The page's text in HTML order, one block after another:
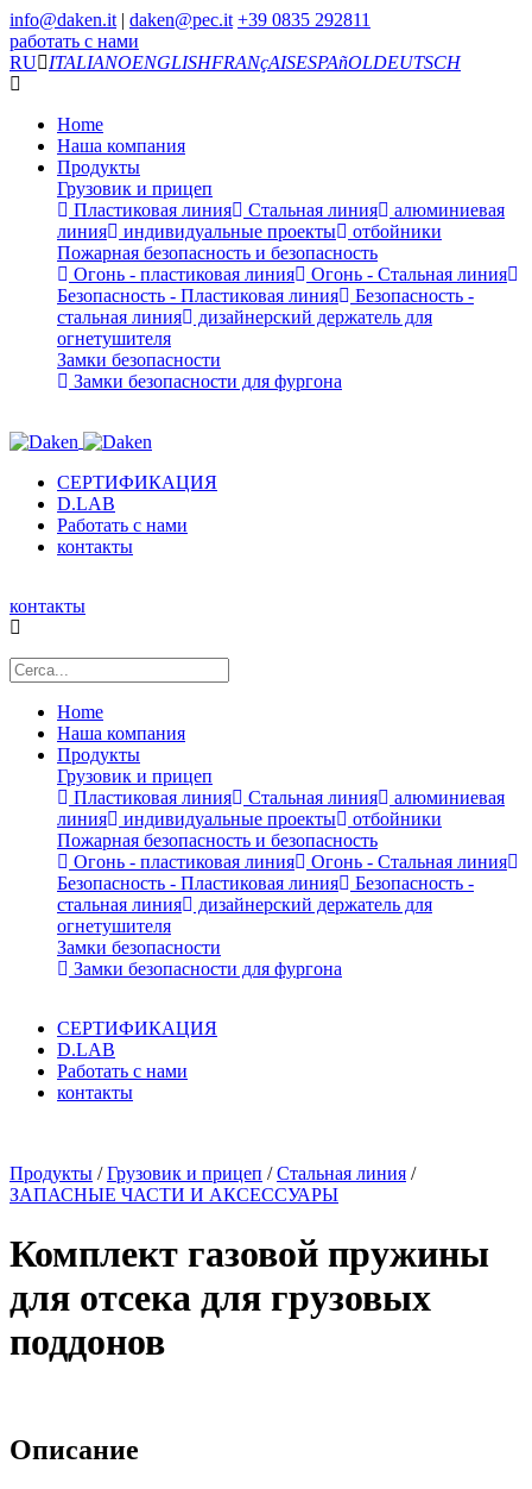
info@daken.it | daken@pec.it +39 0835 292811
работать с нами
RU
ITALIANOENGLISHFRANçAISESPAñOLDEUTSCH
Home
Наша компания
Продукты
Грузовик и прицеп
Пластиковая линия
Стальная линия
алюминиевая
линия
индивидуальные проекты
отбойники
Пожарная безопасность и безопасность
Огонь - пластиковая линия
Огонь - Стальная линия
Безопасность - Пластиковая линия
Безопасность -
стальная линия
дизайнерский держатель для
огнетушителя
Замки безопасности
Замки безопасности для фургона
СЕРТИФИКАЦИЯ
D.LAB
Работать с нами
контакты
контакты
Home
Наша компания
Продукты
Грузовик и прицеп
Пластиковая линия
Стальная линия
алюминиевая
линия
индивидуальные проекты
отбойники
Пожарная безопасность и безопасность
Огонь - пластиковая линия
Огонь - Стальная линия
Безопасность - Пластиковая линия
Безопасность -
стальная линия
дизайнерский держатель для
огнетушителя
Замки безопасности
Замки безопасности для фургона
СЕРТИФИКАЦИЯ
D.LAB
Работать с нами
контакты
Продукты /Грузовик и прицеп /Стальная линия /
ЗАПАСНЫЕ ЧАСТИ И АКСЕССУАРЫ
Комплект газовой пружины
для отсека для грузовых
поддонов
Описание